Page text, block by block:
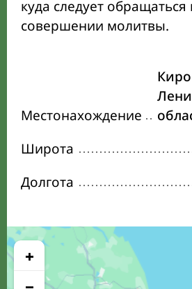
куда следует обращаться
совершении молитвы.
Местонахождение
Широта
Долгота
+